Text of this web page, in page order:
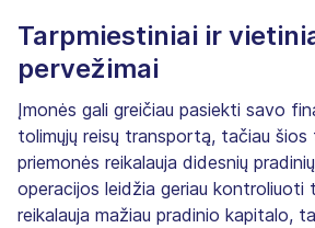
Tarpmiestiniai ir
pervežimai
Įmonės gali greičiau pasiekti savo
tolimųjų reisų transportą, tačiau
priemonės reikalauja didesnių
operacijos leidžia geriau kontroliuoti
reikalauja mažiau pradinio kapitalo,